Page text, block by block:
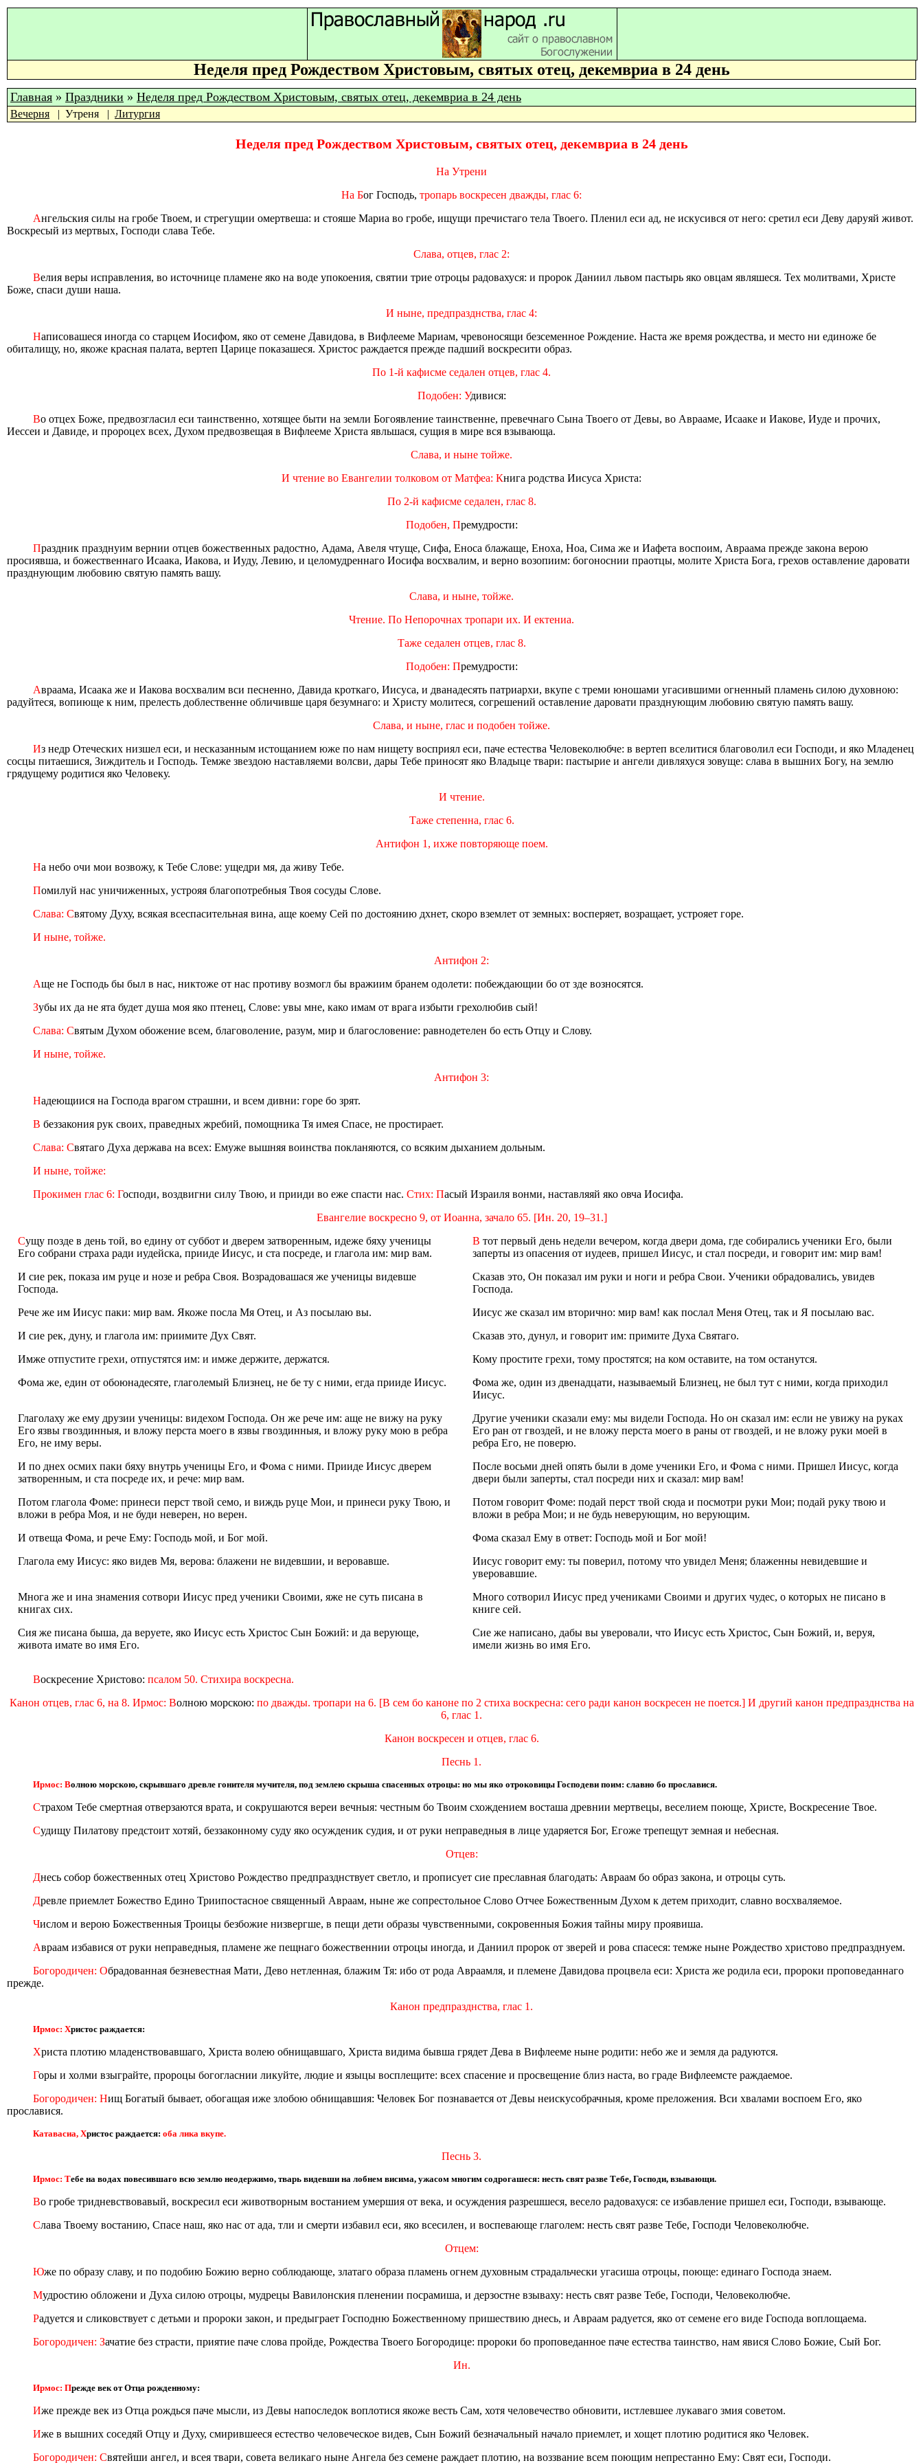
Неделя пред Рождеством Xристовым, святых отец, декемвриа в 24 день
Главная » Праздники » Неделя пред Рождеством Xристовым, святых отец, декемвриа в 24 день
Вечерня Утреня Литургия
Неделя пред Рождеством Xристовым, святых отец, декемвриа в 24 день
На Утрени
На Бог Господь, тропарь воскресен дважды, глас 6:
Ангельския силы на гробе Твоем, и стрегущии омертвеша: и стояше Мариа во гробе, ищущи пречистаго тела Твоего. Пленил еси ад, не искусився от него: сретил еси Деву даруяй живот.
Воскресый из мертвых, Господи слава Тебе.
Слава, отцев, глас 2:
Велия веры исправления, во источнице пламене яко на воде упокоения, святии трие отроцы радовахуся: и пророк Даниил львом пастырь яко овцам являшеся. Тех молитвами, Христе
Боже, спаси души наша.
И ныне, предпразднства, глас 4:
Написовашеся иногда со старцем Иосифом, яко от семене Давидова, в Вифлееме Мариам, чревоносящи безсеменное Рождение. Наста же время рождества, и место ни единоже бе
обиталищу, но, якоже красная палата, вертеп Царице показашеся. Христос раждается прежде падший воскресити образ.
По 1-й кафисме седален отцев, глас 4.
Подобен: Удивися:
Во отцех Боже, предвозгласил еси таинственно, хотящее быти на земли Богоявление таинственне, превечнаго Сына Твоего от Девы, во Аврааме, Исааке и Иакове, Иуде и прочих,
Иессеи и Давиде, и пророцех всех, Духом предвозвещая в Вифлееме Христа явльшася, сущия в мире вся взывающа.
Слава, и ныне тойже.
И чтение во Евангелии толковом от Матфеа: Книга родства Иисуса Христа:
По 2-й кафисме седален, глас 8.
Подобен, Премудрости:
Праздник празднуим вернии отцев божественных радостно, Адама, Авеля чтуще, Сифа, Еноса блажаще, Еноха, Ноа, Сима же и Иафета воспоим, Авраама прежде закона верою
просиявша, и божественнаго Исаака, Иакова, и Иуду, Левию, и целомудреннаго Иосифа восхвалим, и верно возопиим: богоноснии праотцы, молите Христа Бога, грехов оставление даровати
празднующим любовию святую память вашу.
Слава, и ныне, тойже.
Чтение. По Непорочнах тропари их. И ектениа.
Таже седален отцев, глас 8.
Подобен: Премудрости:
Авраама, Исаака же и Иакова восхвалим вси песненно, Давида кроткаго, Иисуса, и дванадесять патриархи, вкупе с треми юношами угасившими огненный пламень силою духовною:
радуйтеся, вопиюще к ним, прелесть доблественне обличивше царя безумнаго: и Христу молитеся, согрешений оставление даровати празднующим любовию святую память вашу.
Слава, и ныне, глас и подобен тойже.
Из недр Отеческих низшел еси, и несказанным истощанием юже по нам нищету восприял еси, паче естества Человеколюбче: в вертеп вселитися благоволил еси Господи, и яко Младенец
сосцы питаешися, Зиждитель и Господь. Темже звездою наставляеми волсви, дары Тебе приносят яко Владыце твари: пастырие и ангели дивляхуся зовуще: слава в вышних Богу, на землю
грядущему родитися яко Человеку.
И чтение.
Таже степенна, глас 6.
Антифон 1, ихже повторяюще поем.
На небо очи мои возвожу, к Тебе Слове: ущедри мя, да живу Тебе.
Помилуй нас уничиженных, устрояя благопотребныя Твоя сосуды Слове.
Слава: Святому Духу, всякая всеспасительная вина, аще коему Сей по достоянию дхнет, скоро вземлет от земных: восперяет, возращает, устрояет горе.
И ныне, тойже.
Антифон 2:
Аще не Господь бы был в нас, никтоже от нас противу возмогл бы вражиим бранем одолети: побеждающии бо от зде возносятся.
Зубы их да не ята будет душа моя яко птенец, Слове: увы мне, како имам от врага избыти грехолюбив сый!
Слава: Святым Духом обожение всем, благоволение, разум, мир и благословение: равнодетелен бо есть Отцу и Слову.
И ныне, тойже.
Антифон 3:
Надеющиися на Господа врагом страшни, и всем дивни: горе бо зрят.
В беззакония рук своих, праведных жребий, помощника Тя имея Спасе, не простирает.
Слава: Святаго Духа держава на всех: Емуже вышняя воинства покланяются, со всяким дыханием дольным.
И ныне, тойже:
Прокимен глас 6: Господи, воздвигни силу Твою, и прииди во еже спасти нас. Стих: Пасый Израиля вонми, наставляяй яко овча Иосифа.
Евангелие воскресно 9, от Иоанна, зачало 65. [Ин. 20, 19–31.]
Сущу позде в день той, во едину от суббот и дверем затворенным, идеже бяху ученицы
Его собрани страха ради иудейска, прииде Иисус, и ста посреде, и глагола им: мир вам.
В тот первый день недели вечером, когда двери дома, где собирались ученики Его, были
заперты из опасения от иудеев, пришел Иисус, и стал посреди, и говорит им: мир вам!
И сие рек, показа им руце и нозе и ребра Своя. Возрадовашася же ученицы видевше
Господа.
Сказав это, Он показал им руки и ноги и ребра Свои. Ученики обрадовались, увидев
Господа.
Рече же им Иисус паки: мир вам. Якоже посла Мя Отец, и Аз посылаю вы.
Иисус же сказал им вторично: мир вам! как послал Меня Отец, так и Я посылаю вас.
И сие рек, дуну, и глагола им: приимите Дух Свят.
Сказав это, дунул, и говорит им: примите Духа Святаго.
Имже отпустите грехи, отпустятся им: и имже держите, держатся.
Кому простите грехи, тому простятся; на ком оставите, на том останутся.
Фома же, един от обоюнадесяте, глаголемый Близнец, не бе ту с ними, егда прииде Иисус.
Фома же, один из двенадцати, называемый Близнец, не был тут с ними, когда приходил
Иисус.
Глаголаху же ему друзии ученицы: видехом Господа. Он же рече им: аще не вижу на руку
Его язвы гвоздинныя, и вложу перста моего в язвы гвоздинныя, и вложу руку мою в ребра
Его, не иму веры.
Другие ученики сказали ему: мы видели Господа. Но он сказал им: если не увижу на руках
Его ран от гвоздей, и не вложу перста моего в раны от гвоздей, и не вложу руки моей в
ребра Его, не поверю.
И по днех осмих паки бяху внутрь ученицы Его, и Фома с ними. Прииде Иисус дверем
затворенным, и ста посреде их, и рече: мир вам.
После восьми дней опять были в доме ученики Его, и Фома с ними. Пришел Иисус, когда
двери были заперты, стал посреди них и сказал: мир вам!
Потом глагола Фоме: принеси перст твой семо, и виждь руце Мои, и принеси руку Твою, и
вложи в ребра Моя, и не буди неверен, но верен.
Потом говорит Фоме: подай перст твой сюда и посмотри руки Мои; подай руку твою и
вложи в ребра Мои; и не будь неверующим, но верующим.
И отвеща Фома, и рече Ему: Господь мой, и Бог мой.
Фома сказал Ему в ответ: Господь мой и Бог мой!
Глагола ему Иисус: яко видев Мя, верова: блажени не видевшии, и веровавше.
Иисус говорит ему: ты поверил, потому что увидел Меня; блаженны невидевшие и
уверовавшие.
Многа же и ина знамения сотвори Иисус пред ученики Своими, яже не суть писана в
книгах сих.
Много сотворил Иисус пред учениками Своими и других чудес, о которых не писано в
книге сей.
Сия же писана быша, да веруете, яко Иисус есть Христос Сын Божий: и да верующе,
живота имате во имя Его.
Сие же написано, дабы вы уверовали, что Иисус есть Христос, Сын Божий, и, веруя,
имели жизнь во имя Его.
Воскресение Христово: псалом 50. Стихира воскресна.
Канон отцев, глас 6, на 8. Ирмос: Волною морскою: по дважды. тропари на 6. [В сем бо каноне по 2 стиха воскресна: сего ради канон воскресен не поется.] И другий канон предпразднства на
6, глас 1.
Канон воскресен и отцев, глас 6.
Песнь 1.
Ирмос: Волною морскою, скрывшаго древле гонителя мучителя, под землею скрыша спасенных отроцы: но мы яко отроковицы Господеви поим: славно бо прославися.
Страхом Тебе смертная отверзаются врата, и сокрушаются вереи вечныя: честным бо Твоим схождением восташа древнии мертвецы, веселием поюще, Христе, Воскресение Твое.
Судищу Пилатову предстоит хотяй, беззаконному суду яко осужденик судия, и от руки неправедныя в лице ударяется Бог, Егоже трепещут земная и небесная.
Отцев:
Днесь собор божественных отец Христово Рождество предпразднствует светло, и прописует сие преславная благодать: Авраам бо образ закона, и отроцы суть.
Древле приемлет Божество Едино Триипостасное священный Авраам, ныне же сопрестольное Слово Отчее Божественным Духом к детем приходит, славно восхваляемое.
Числом и верою Божественныя Троицы безбожие низвергше, в пещи дети образы чувственными, сокровенныя Божия тайны миру проявиша.
Авраам избавися от руки неправедныя, пламене же пещнаго божественнии отроцы иногда, и Даниил пророк от зверей и рова спасеся: темже ныне Рождество христово предпразднуем.
Богородичен: Обрадованная безневестная Мати, Дево нетленная, блажим Тя: ибо от рода Авраамля, и племене Давидова процвела еси: Христа же родила еси, пророки проповеданнаго
прежде.
Канон предпразднства, глас 1.
Ирмос: Христос раждается:
Христа плотию младенствовавшаго, Христа волею обнищавшаго, Христа видима бывша грядет Дева в Вифлееме ныне родити: небо же и земля да радуются.
Горы и холми взыграйте, пророцы богогласнии ликуйте, людие и языцы восплещите: всех спасение и просвещение близ наста, во граде Вифлеемсте раждаемое.
Богородичен: Нищ Богатый бывает, обогащая иже злобою обнищавшия: Человек Бог познавается от Девы неискусобрачныя, кроме преложения. Вси хвалами воспоем Его, яко
прославися.
Катавасиа, Христос раждается: оба лика вкупе.
Песнь 3.
Ирмос: Тебе на водах повесившаго всю землю неодержимо, тварь видевши на лобнем висима, ужасом многим содрогашеся: несть свят разве Тебе, Господи, взывающи.
Во гробе тридневствовавый, воскресил еси животворным востанием умершия от века, и осуждения разрешшеся, весело радовахуся: се избавление пришел еси, Господи, взывающе.
Слава Твоему востанию, Спасе наш, яко нас от ада, тли и смерти избавил еси, яко всесилен, и воспевающе глаголем: несть свят разве Тебе, Господи Человеколюбче.
Отцем:
Юже по образу славу, и по подобию Божию верно соблюдающе, златаго образа пламень огнем духовным страдальчески угасиша отроцы, поюще: единаго Господа знаем.
Мудростию обложени и Духа силою отроцы, мудрецы Вавилонския пленении посрамиша, и дерзостне взываху: несть свят разве Тебе, Господи, Человеколюбче.
Радуется и сликовствует с детьми и пророки закон, и предыграет Господню Божественному пришествию днесь, и Авраам радуется, яко от семене его виде Господа воплощаема.
Богородичен: Зачатие без страсти, приятие паче слова пройде, Рождества Твоего Богородице: пророки бо проповеданное паче естества таинство, нам явися Слово Божие, Сый Бог.
Ин.
Ирмос: Прежде век от Отца рожденному:
Иже прежде век из Отца рождься паче мысли, из Девы напоследок воплотися якоже весть Сам, хотя человечество обновити, истлевшее лукаваго змия советом.
Иже в вышних соседяй Отцу и Духу, смирившееся естество человеческое видев, Сын Божий безначальный начало приемлет, и хощет плотию родитися яко Человек.
Богородичен: Святейши ангел, и всея твари, совета великаго ныне Ангела без семене раждает плотию, на воззвание всем поющим непрестанно Ему: Свят еси, Господи.